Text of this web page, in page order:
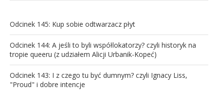
Odcinek 145: Kup sobie odtwarzacz płyt
Odcinek 144: A jeśli to byli współlokatorzy? czyli historyk na
tropie queeru (z udziałem Alicji Urbanik-Kopeć)
Odcinek 143: I z czego tu być dumnym? czyli Ignacy Liss,
"Proud" i dobre intencje